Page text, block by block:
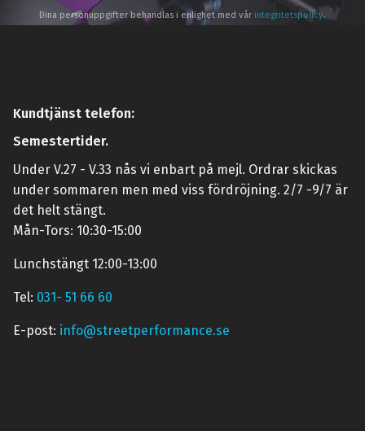
Dina personuppgifter behandlas i enlighet med vår integritetspolicy.
Kundtjänst telefon:
Semestertider.
Under V.27 - V.33 nås vi enbart på mejl. Ordrar skickas
under sommaren men med viss fördröjning. 2/7 -9/7 är
det helt stängt.
Mån-Tors: 10:30-15:00
Lunchstängt 12:00-13:00
Tel: 031- 51 66 60
E-post: info@streetperformance.se